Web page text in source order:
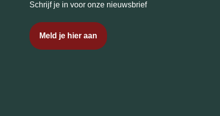
Schrijf je in voor onze nieuwsbrief
Meld je hier aan